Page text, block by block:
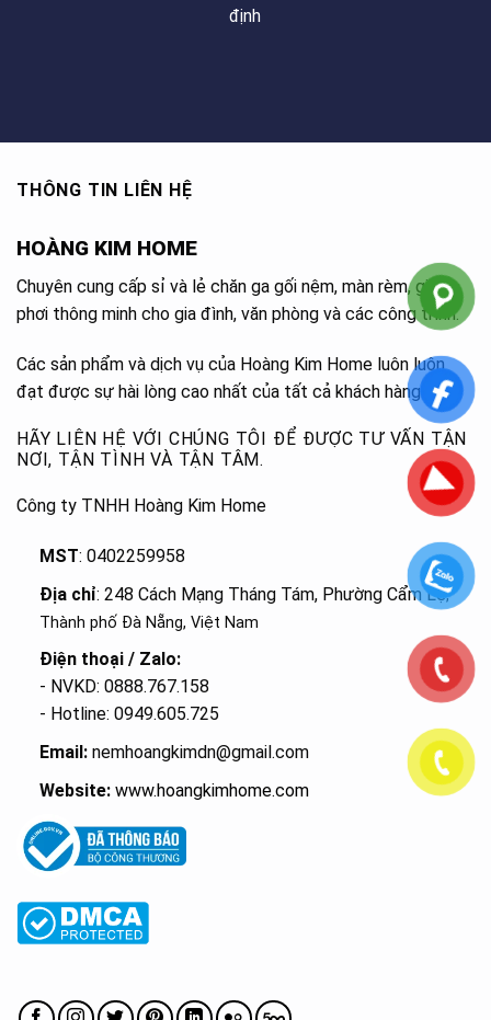
định
THÔNG TIN LIÊN HỆ
HOÀNG KIM HOME
Chuyên cung cấp sỉ và lẻ chăn ga gối nệm, màn rèm, giàn
phơi thông minh cho gia đình, văn phòng và các công trình.
Các sản phẩm và dịch vụ của Hoàng Kim Home luôn luôn
đạt được sự hài lòng cao nhất của tất cả khách hàng.
HÃY LIÊN HỆ VỚI CHÚNG TÔI ĐỂ ĐƯỢC TƯ VẤN TẬN
NƠI, TẬN TÌNH VÀ TẬN TÂM.
Công ty TNHH Hoàng Kim Home
MST: 0402259958
Địa chỉ: 248 Cách Mạng Tháng Tám, Phường Cẩm Lệ,
Thành phố Đà Nẵng, Việt Nam
Điện thoại / Zalo:
- NVKD: 0888.767.158
- Hotline: 0949.605.725
Email:nemhoangkimdn@gmail.com
Website: www.hoangkimhome.com